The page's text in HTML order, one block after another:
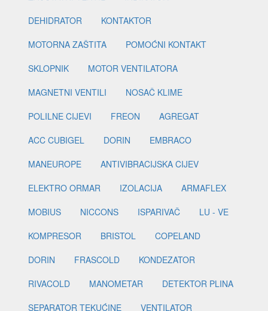
DEHIDRATOR
KONTAKTOR
MOTORNA ZAŠTITA
POMOĆNI KONTAKT
SKLOPNIK
MOTOR VENTILATORA
MAGNETNI VENTILI
NOSAČ KLIME
POLILNE CIJEVI
FREON
AGREGAT
ACC CUBIGEL
DORIN
EMBRACO
MANEUROPE
ANTIVIBRACIJSKA CIJEV
ELEKTRO ORMAR
IZOLACIJA
ARMAFLEX
MOBIUS
NICCONS ISPARIVAČ
LU - VE
KOMPRESOR
BRISTOL
COPELAND
DORIN
FRASCOLD
KONDEZATOR
RIVACOLD
MANOMETAR
DETEKTOR PLINA
SEPARATOR TEKUĆINE
VENTILATOR